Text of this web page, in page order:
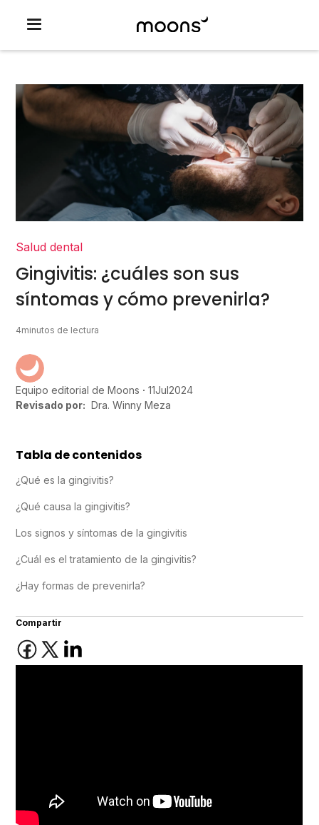
Salud dental
Gingivitis: ¿cuáles son sus
síntomas y cómo prevenirla?
4minutos de lectura
Equipo editorial de Moons 11Jul2024
Revisado por: Dra. Winny Meza
Tabla de contenidos
¿Qué es la gingivitis?
¿Qué causa la gingivitis?
Los signos y síntomas de la gingivitis
¿Cuál es el tratamiento de la gingivitis?
¿Hay formas de prevenirla?
Compartir